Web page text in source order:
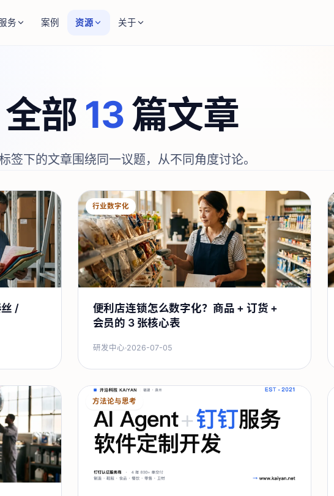
务 案例 资源 关于
部 13篇文章
签下的文章围绕同一议题，从不同角度讨论。
/
行业数字化
便利店连锁怎么数字化？商品 + 订货 +
会员的 3 张核心表
研发中心·2026-07-05
方法论与思考